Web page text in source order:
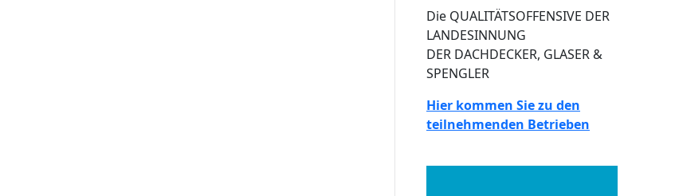
Die QUALITÄTSOFFENSIVE DER
LANDESINNUNG
DER DACHDECKER, GLASER &
SPENGLER
Hier kommen Sie zu den
teilnehmenden Betrieben